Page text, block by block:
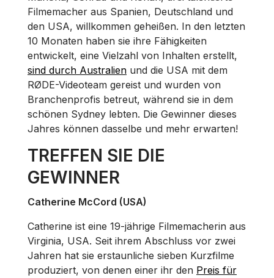
Filmemacher aus Spanien, Deutschland und
den USA, willkommen geheißen. In den letzten
10 Monaten haben sie ihre Fähigkeiten
entwickelt, eine Vielzahl von Inhalten erstellt,
sind durch Australien und die USA mit dem
RØDE-Videoteam gereist und wurden von
Branchenprofis betreut, während sie in dem
schönen Sydney lebten. Die Gewinner dieses
Jahres können dasselbe und mehr erwarten!
TREFFEN SIE DIE
GEWINNER
Catherine McCord (USA)
Catherine ist eine 19-jährige Filmemacherin aus
Virginia, USA. Seit ihrem Abschluss vor zwei
Jahren hat sie erstaunliche sieben Kurzfilme
produziert, von denen einer ihr den Preis für